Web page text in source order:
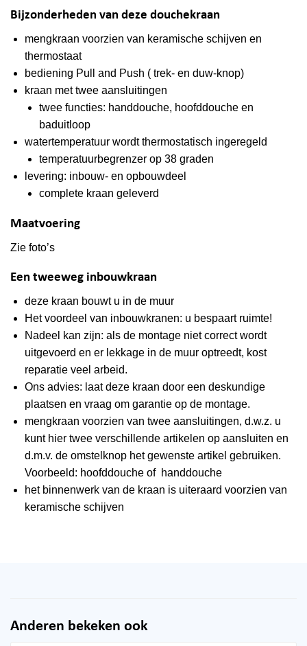
Bijzonderheden van deze douchekraan
mengkraan voorzien van keramische schijven en
thermostaat
bediening Pull and Push ( trek- en duw-knop)
kraan met twee aansluitingen
twee functies: handdouche, hoofddouche en
baduitloop
watertemperatuur wordt thermostatisch ingeregeld
temperatuurbegrenzer op 38 graden
levering: inbouw- en opbouwdeel
complete kraan geleverd
Maatvoering
Zie foto’s
Een tweeweg inbouwkraan
deze kraan bouwt u in de muur
Het voordeel van inbouwkranen: u bespaart ruimte!
Nadeel kan zijn: als de montage niet correct wordt
uitgevoerd en er lekkage in de muur optreedt, kost
reparatie veel arbeid.
Ons advies: laat deze kraan door een deskundige
plaatsen en vraag om garantie op de montage.
mengkraan voorzien van twee aansluitingen, d.w.z. u
kunt hier twee verschillende artikelen op aansluiten en
d.m.v. de omstelknop het gewenste artikel gebruiken.
Voorbeeld: hoofddouche of handdouche
het binnenwerk van de kraan is uiteraard voorzien van
keramische schijven
Anderen bekeken ook